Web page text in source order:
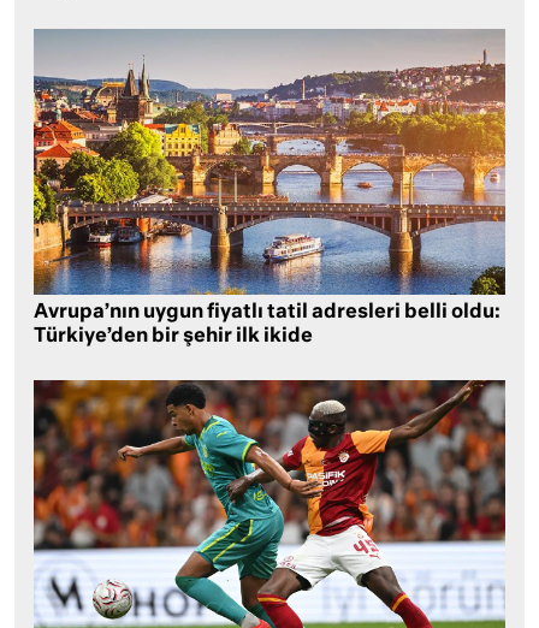
Avrupa’nın uygun fiyatlı tatil adresleri belli oldu:
Türkiye’den bir şehir ilk ikide